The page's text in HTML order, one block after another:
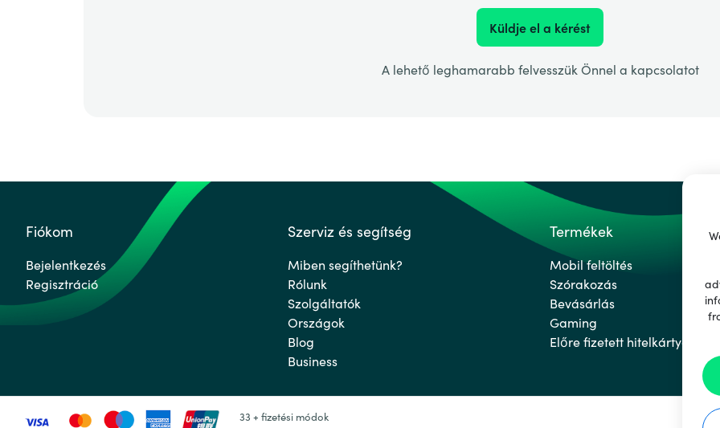
Küldje el a kérést
A lehető leghamarabb felvesszük Önnel a kapcsolatot
Fiókom
Bejelentkezés
Regisztráció
Szerviz és segítség
Miben segíthetünk?
Rólunk
Szolgáltatók
Országok
Blog
Business
Termékek
Mobil feltöltés
Szórakozás
Bevásárlás
Gaming
Előre fizetett hitelkártyák
33 + fizetési módok